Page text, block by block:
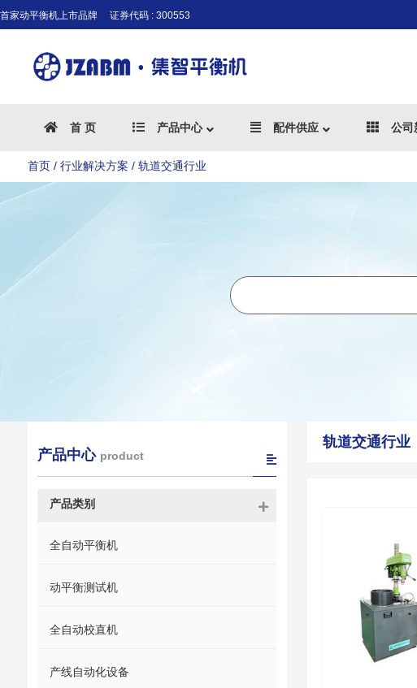
首家动平衡机上市品牌 证券代码 : 300553
首 页 产品中心 配件供应 公司
首页/ 行业解决方案 / 轨道交通行业
轨道交通行业
产品中心 product
产品类别
全自动平衡机
动平衡测试机
全自动校直机
产线自动化设备